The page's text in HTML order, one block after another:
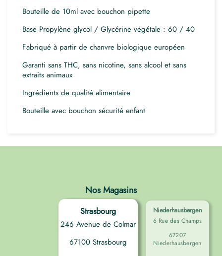
Bouteille de 10ml avec bouchon pipette
Base Propylène glycol / Glycérine végétale : 60 / 40
Fabriqué à partir de chanvre biologique européen
Garanti sans THC, sans nicotine, sans alcool et sans
extraits animaux
Ingrédients de qualité alimentaire
Bouteille avec bouchon sécurité enfant
Nos Magasins
Strasbourg
246 Avenue de Colmar
67100 Strasbourg
Niederhausbergen
6 Rue des Champs
67207
Niederhausbergen